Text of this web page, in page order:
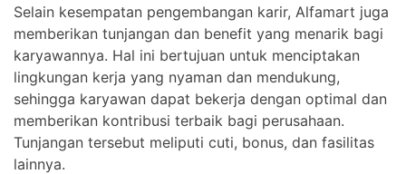
Selain kesempatan pengembangan karir, Alfamart juga
memberikan tunjangan dan benefit yang menarik bagi
karyawannya. Hal ini bertujuan untuk menciptakan
lingkungan kerja yang nyaman dan mendukung,
sehingga karyawan dapat bekerja dengan optimal dan
memberikan kontribusi terbaik bagi perusahaan.
Tunjangan tersebut meliputi cuti, bonus, dan fasilitas
lainnya.